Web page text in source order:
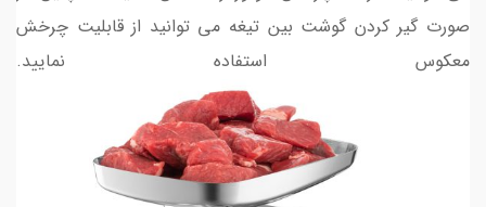
صورت گیر کردن گوشت بین تیغه می توانید از قابلیت چرخش
معکوس استفاده نمایید.